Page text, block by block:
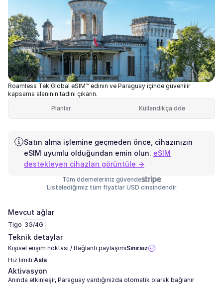
Roamless Tek Global eSIM™ edinin ve Paraguay içinde güvenilir
kapsama alanının tadını çıkarın.
Planlar
Kullandıkça öde
Satın alma işlemine geçmeden önce, cihazınızın
eSIM uyumlu olduğundan emin olun. eSIM
destekleyen cihazları görüntüle →
Tüm ödemeleriniz güvende
Listelediğimiz tüm fiyatlar USD cinsindendir
Mevcut ağlar
Tigo 3G/4G
Teknik detaylar
Kişisel erişim noktası / Bağlantı paylaşımıSınırsız
Hız limiti:Asla
Aktivasyon
Anında etkinleşir, Paraguay vardığınızda otomatik olarak bağlanır